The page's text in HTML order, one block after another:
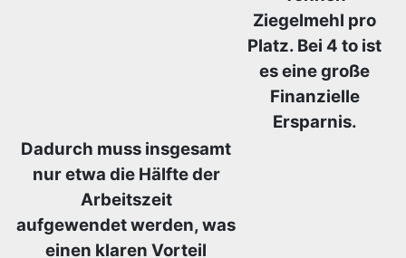
Ziegelmehl pro
Platz. Bei 4 to ist
es eine große
Finanzielle
Ersparnis.
Dadurch muss insgesamt
nur etwa die Hälfte der
Arbeitszeit
aufgewendet werden, was
einen klaren Vorteil